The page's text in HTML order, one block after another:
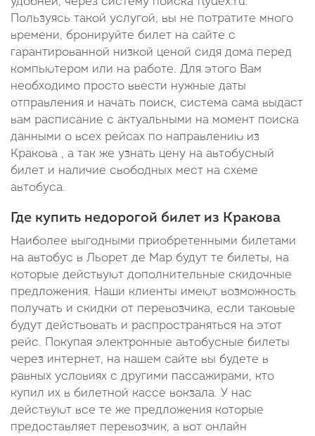
Пользуясь такой услугой, вы не потратите много
времени, бронируйте билет на сайте с
гарантированной низкой ценой сидя дома перед
компьютером или на работе. Для этого Вам
необходимо просто ввести нужные даты
отправления и начать поиск, система сама выдаст
вам расписание с актуальными на момент поиска
данными о всех рейсах по направлению из
Кракова , а так же узнать цену на автобусный
билет и наличие свободных мест на схеме
автобуса.
Где купить недорогой билет из Кракова
Наиболее выгодными приобретенными билетами
на автобус в Льорет де Мар будут те билеты, на
которые действуют дополнительные скидочные
предложения. Наши клиенты имеют возможность
получать и скидки от перевозчика, если таковые
будут действовать и распространяться на этот
рейс. Покупая электронные автобусные билеты
через интернет, на нашем сайте вы будете в
равных условиях с другими пассажирами, кто
купил их в билетной кассе вокзала. У нас
действуют все те же предложения которые
предоставляет перевозчик, а вот онлайн